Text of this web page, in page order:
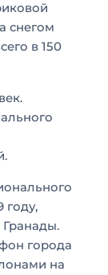
снегом
в 150
году,
города
на